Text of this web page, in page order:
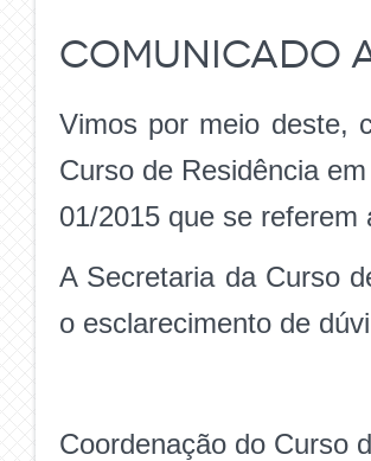
COMUNICADO
Vimos por meio deste,
Curso de Residência
01/2015 que se
A Secretaria da Curso
o esclarecimento de
Coordenação do Curso